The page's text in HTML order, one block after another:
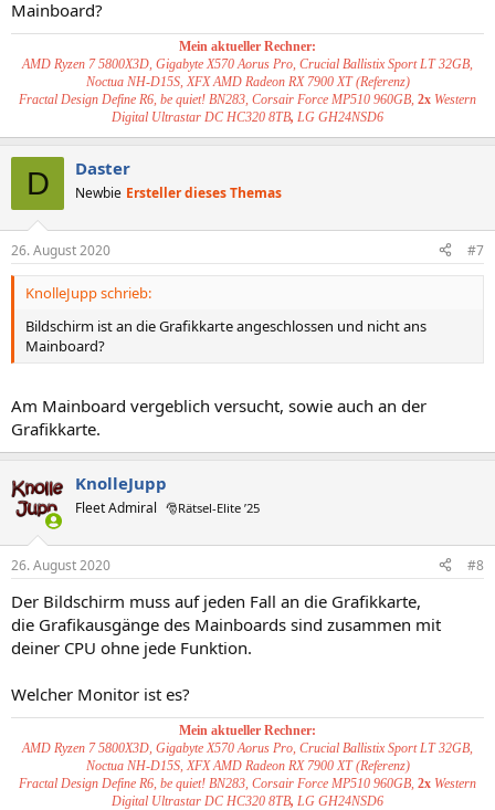
Mainboard?
Mein aktueller Rechner:
AMD Ryzen 7 5800X3D, Gigabyte X570 Aorus Pro, Crucial Ballistix Sport LT 32GB,
Noctua NH-D15S, XFX AMD Radeon RX 7900 XT (Referenz)
Fractal Design Define R6, be quiet! BN283, Corsair Force MP510 960GB, 2x Western
Digital Ultrastar DC HC320 8TB, LG GH24NSD6
D Daster
Newbie Ersteller dieses Themas
26. August 2020 #7
KnolleJupp schrieb:
Bildschirm ist an die Grafikkarte angeschlossen und nicht ans
Mainboard?
Am Mainboard vergeblich versucht, sowie auch an der
Grafikkarte.
KnolleJupp
Fleet Admiral 🎅Rätsel-Elite ’25
26. August 2020 #8
Der Bildschirm muss auf jeden Fall an die Grafikkarte,
die Grafikausgänge des Mainboards sind zusammen mit
deiner CPU ohne jede Funktion.
Welcher Monitor ist es?
Mein aktueller Rechner:
AMD Ryzen 7 5800X3D, Gigabyte X570 Aorus Pro, Crucial Ballistix Sport LT 32GB,
Noctua NH-D15S, XFX AMD Radeon RX 7900 XT (Referenz)
Fractal Design Define R6, be quiet! BN283, Corsair Force MP510 960GB, 2x Western
Digital Ultrastar DC HC320 8TB, LG GH24NSD6